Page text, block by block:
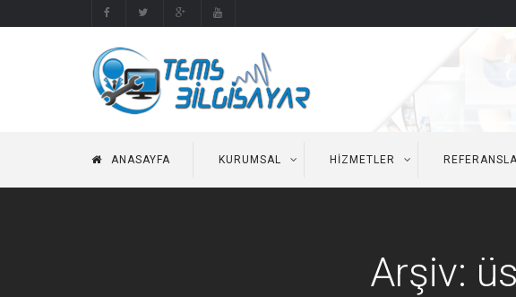
ANASAYFA KURUMSAL HIZMETLER
Arşiv: